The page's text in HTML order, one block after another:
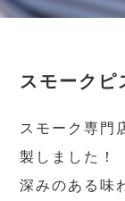
スモークピ
スモーク専門
製しました！
深みのある味